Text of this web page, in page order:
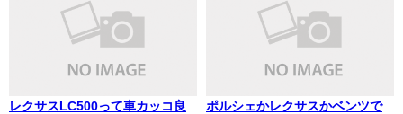
レクサスLC500って車カッコ良
ポルシェかレクサスかベンツで